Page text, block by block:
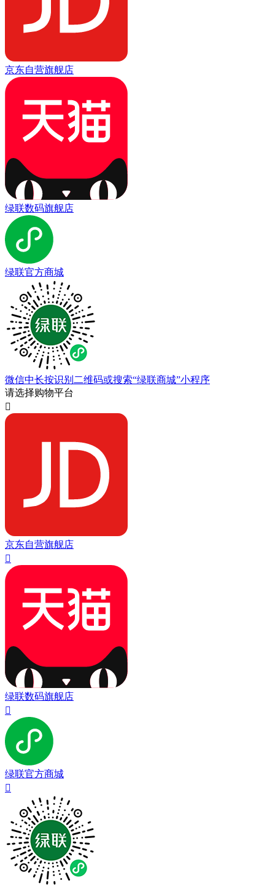
京东自营旗舰店
绿联数码旗舰店
绿联官方商城
微信中长按识别二维码或搜索“绿联商城”小程序
请选择购物平台

京东自营旗舰店

绿联数码旗舰店

绿联官方商城
